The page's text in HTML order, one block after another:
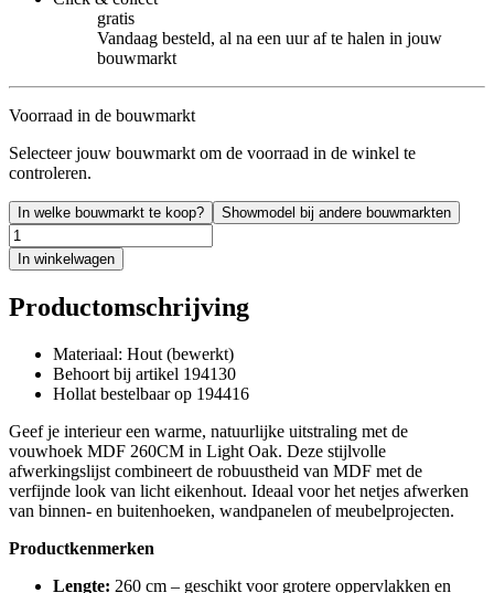
gratis
Vandaag besteld, al na een uur af te halen in jouw
bouwmarkt
Voorraad in de bouwmarkt
Selecteer jouw bouwmarkt om de voorraad in de winkel te
controleren.
In welke bouwmarkt te koop? Showmodel bij andere bouwmarkten
In winkelwagen
Productomschrijving
Materiaal: Hout (bewerkt)
Behoort bij artikel 194130
Hollat bestelbaar op 194416
Geef je interieur een warme, natuurlijke uitstraling met de
vouwhoek MDF 260CM in Light Oak. Deze stijlvolle
afwerkingslijst combineert de robuustheid van MDF met de
verfijnde look van licht eikenhout. Ideaal voor het netjes afwerken
van binnen- en buitenhoeken, wandpanelen of meubelprojecten.
Productkenmerken
Lengte: 260 cm – geschikt voor grotere oppervlakken en